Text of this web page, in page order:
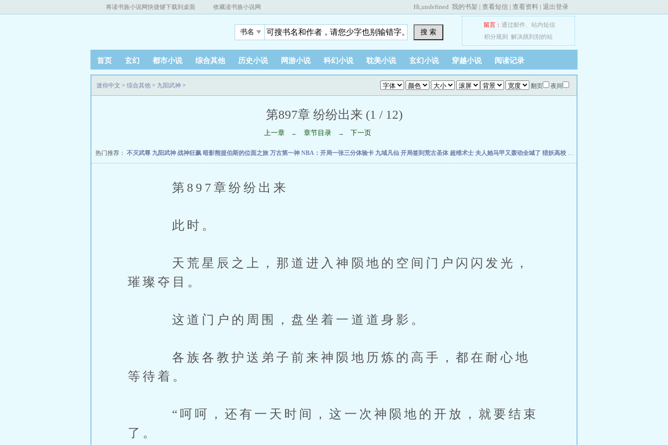
将读书族小说网快捷键下载到桌面 收藏读书族小说网 Hi,undefined 我的书架 | 查看短信 | 查看资料 | 退出登录
书名 搜 索
留言： 通过邮件、 站内短信
积分规则
解决跳到别的站
首页 玄幻 都市小说 综合其他 历史小说 网游小说 科幻小说 耽美小说 玄幻小说 穿越小说 阅读记录
翻页 夜间
迷你中文 > 综合其他 > 九阳武神 >
第897章 纷纷出来 (1 / 12)
上一章 ← 章节目录 → 下一页
热门推荐： 不灭武尊 九阳武神 战神狂飙 暗影熊提伯斯的位面之旅 万古第一神 NBA：开局一张三分体验卡 九域凡仙 开局签到荒古圣体 超维术士 夫人她马甲又轰动全城了 猎妖高校 灰烬领主
第897章纷纷出来
此时。
天荒星辰之上，那道进入神陨地的空间门户闪闪发光，
璀璨夺目。
这道门户的周围，盘坐着一道道身影。
各族各教护送弟子前来神陨地历炼的高手，都在耐心地
等待着。
“呵呵，还有一天时间，这一次神陨地的开放，就要结束
了。